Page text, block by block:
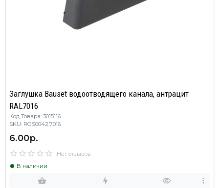
Заглушка Bauset водоотводящего канала, антрацит
RAL7016
Код Товара: 3015116
SKU: ROS0042.7016
6.00р.
Нет отзывов
В наличии